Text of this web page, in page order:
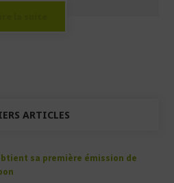
ARTICLES
obtient sa première émission de